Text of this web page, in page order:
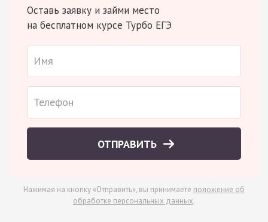
Оставь заявку и займи место
на бесплатном курсе Турбо ЕГЭ
ОТПРАВИТЬ
Нажимая на кнопку «Отправить», вы принимаете положение об
обработке персональных данных.